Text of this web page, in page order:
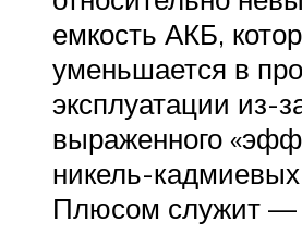
емкость АКБ,
уменьшается в
эксплуатации из-
выраженного
никель-
Плюсом служит —